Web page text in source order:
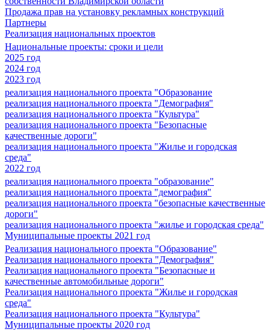
Продажа прав на установку рекламных конструкций
Партнеры
Реализация национальных проектов
Национальные проекты: сроки и цели
2025 год
2024 год
2023 год
реализация национального проекта "Образование
реализация национального проекта "Демография"
реализация национального проекта "Культура"
реализация национального проекта "Безопасные
качественные дороги"
реализация национального проекта "Жилье и городская
среда"
2022 год
реализация национального проекта "образование"
реализация национального проекта "демография"
реализация национального проекта "безопасные качественные
дороги"
реализация национального проекта "жилье и городская среда"
Муниципальные проекты 2021 год
Реализация национального проекта "Образование"
Реализация национального проекта "Демография"
Реализация национального проекта "Безопасные и
качественные автомобильные дороги"
Реализация национального проекта "Жилье и городская
среда"
Реализация национального проекта "Культура"
Муниципальные проекты 2020 год